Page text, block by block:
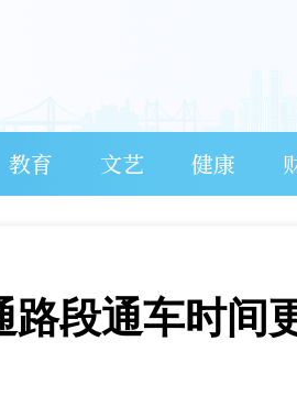
教育 文艺 健康
路段通车时间